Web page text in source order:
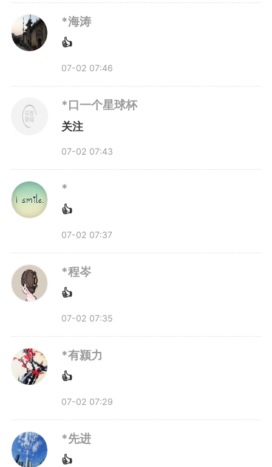
*海涛
👍
07-02 07:46
*口一个星球杯
关注
07-02 07:43
*
👍
07-02 07:37
*程岑
👍
07-02 07:35
*有颍力
👍
07-02 07:29
*先进
👍